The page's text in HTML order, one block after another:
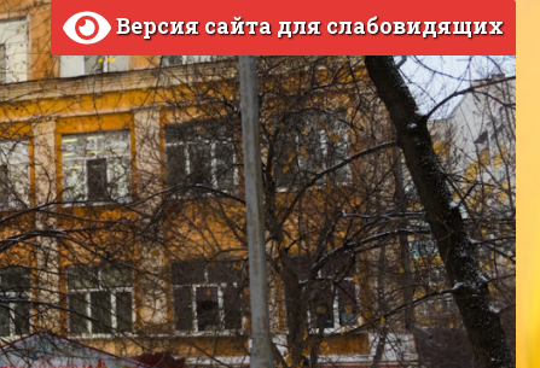
Версия сайта для слабовидящих